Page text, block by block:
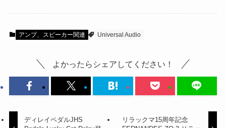
アンプ、スピーカー関連 Universal Audio
よかったらシェアしてください！
ディレイペダルJHS
リラックマ15周年記念